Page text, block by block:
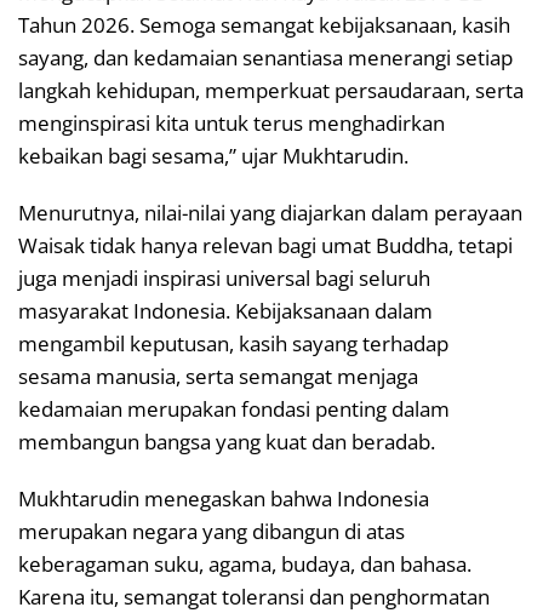
Tahun 2026. Semoga semangat kebijaksanaan, kasih
sayang, dan kedamaian senantiasa menerangi setiap
langkah kehidupan, memperkuat persaudaraan, serta
menginspirasi kita untuk terus menghadirkan
kebaikan bagi sesama,” ujar Mukhtarudin.
Menurutnya, nilai-nilai yang diajarkan dalam perayaan
Waisak tidak hanya relevan bagi umat Buddha, tetapi
juga menjadi inspirasi universal bagi seluruh
masyarakat Indonesia. Kebijaksanaan dalam
mengambil keputusan, kasih sayang terhadap
sesama manusia, serta semangat menjaga
kedamaian merupakan fondasi penting dalam
membangun bangsa yang kuat dan beradab.
Mukhtarudin menegaskan bahwa Indonesia
merupakan negara yang dibangun di atas
keberagaman suku, agama, budaya, dan bahasa.
Karena itu, semangat toleransi dan penghormatan